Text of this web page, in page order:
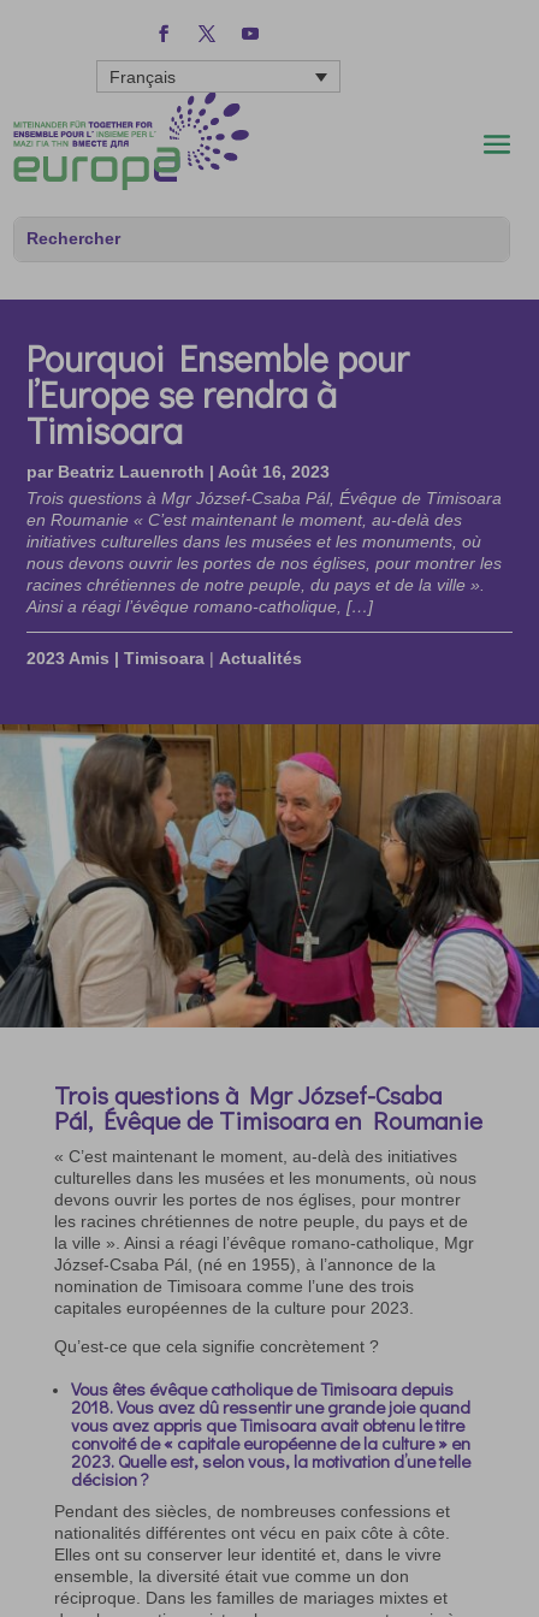
Français
Pourquoi Ensemble pour
l’Europe se rendra à
Timisoara
par Beatriz Lauenroth | Août 16, 2023
Trois questions à Mgr József-Csaba Pál, Évêque de Timisoara
en Roumanie « C’est maintenant le moment, au-delà des
initiatives culturelles dans les musées et les monuments, où
nous devons ouvrir les portes de nos églises, pour montrer les
racines chrétiennes de notre peuple, du pays et de la ville ».
Ainsi a réagi l’évêque romano-catholique, […]
2023 Amis | Timisoara | Actualités
Trois questions à Mgr József-Csaba
Pál, Évêque de Timisoara en Roumanie
« C’est maintenant le moment, au-delà des initiatives
culturelles dans les musées et les monuments, où nous
devons ouvrir les portes de nos églises, pour montrer
les racines chrétiennes de notre peuple, du pays et de
la ville ». Ainsi a réagi l’évêque romano-catholique, Mgr
József-Csaba Pál, (né en 1955), à l’annonce de la
nomination de Timisoara comme l’une des trois
capitales européennes de la culture pour 2023.
Qu’est-ce que cela signifie concrètement ?
Vous êtes évêque catholique de Timisoara depuis
2018. Vous avez dû ressentir une grande joie quand
vous avez appris que Timisoara avait obtenu le titre
convoité de « capitale européenne de la culture » en
2023. Quelle est, selon vous, la motivation d’une telle
décision ?
Pendant des siècles, de nombreuses confessions et
nationalités différentes ont vécu en paix côte à côte.
Elles ont su conserver leur identité et, dans le vivre
ensemble, la diversité était vue comme un don
réciproque. Dans les familles de mariages mixtes et